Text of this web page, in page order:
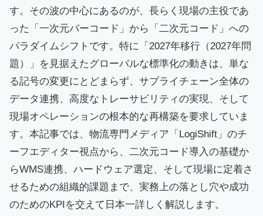
す。その波の中心にあるのが、長らく現場の主役であ
った「一次元バーコード」から「二次元コード」への
パラダイムシフトです。特に「2027年移行（2027年問
題）」を見据えたグローバルな標準化の動きは、単な
る記号の変更にとどまらず、サプライチェーン全体の
データ連携、高度なトレーサビリティの実現、そして
現場オペレーションの根本的な再構築を要求していま
す。本記事では、物流専門メディア「LogiShift」のチ
ーフエディター視点から、二次元コード導入の基礎か
らWMS連携、ハードウェア選定、そして現場に定着さ
せるための組織的課題まで、実務上の落とし穴や成功
のためのKPIを交えて日本一詳しく解説します。